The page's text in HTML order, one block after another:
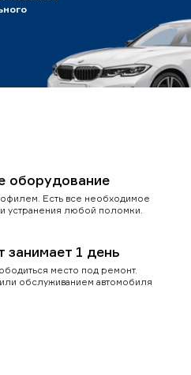
оборудование
Есть все необходимое
устранения любой поломки.
занимает 1 день
место под ремонт.
обслуживанием автомобиля